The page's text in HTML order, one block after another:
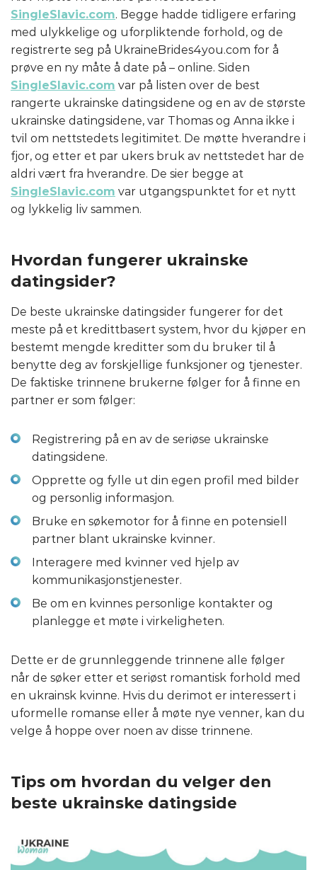
SingleSlavic.com. Begge hadde tidligere erfaring
med ulykkelige og uforpliktende forhold, og de
registrerte seg på UkraineBrides4you.com for å
prøve en ny måte å date på – online. Siden
SingleSlavic.com var på listen over de best
rangerte ukrainske datingsidene og en av de største
ukrainske datingsidene, var Thomas og Anna ikke i
tvil om nettstedets legitimitet. De møtte hverandre i
fjor, og etter et par ukers bruk av nettstedet har de
aldri vært fra hverandre. De sier begge at
SingleSlavic.com var utgangspunktet for et nytt
og lykkelig liv sammen.
Hvordan fungerer ukrainske
datingsider?
De beste ukrainske datingsider fungerer for det
meste på et kredittbasert system, hvor du kjøper en
bestemt mengde kreditter som du bruker til å
benytte deg av forskjellige funksjoner og tjenester.
De faktiske trinnene brukerne følger for å finne en
partner er som følger:
Registrering på en av de seriøse ukrainske
datingsidene.
Opprette og fylle ut din egen profil med bilder
og personlig informasjon.
Bruke en søkemotor for å finne en potensiell
partner blant ukrainske kvinner.
Interagere med kvinner ved hjelp av
kommunikasjonstjenester.
Be om en kvinnes personlige kontakter og
planlegge et møte i virkeligheten.
Dette er de grunnleggende trinnene alle følger
når de søker etter et seriøst romantisk forhold med
en ukrainsk kvinne. Hvis du derimot er interessert i
uformelle romanse eller å møte nye venner, kan du
velge å hoppe over noen av disse trinnene.
Tips om hvordan du velger den
beste ukrainske datingside